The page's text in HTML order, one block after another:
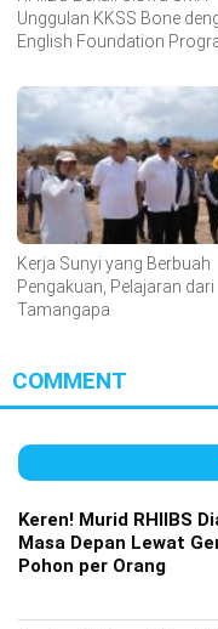
Unggulan KKSS Bone
English Foundation
Kerja Sunyi yang Berbuah
Pengakuan, Pelajaran dari
Tamangapa
COMMENT
Keren! Murid RHIIBS
Masa Depan Lewat
Pohon per Orang